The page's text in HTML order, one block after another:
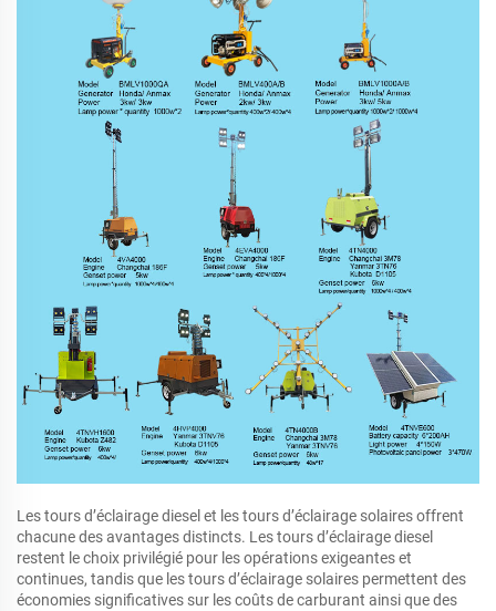
Les tours d’éclairage diesel et les tours d’éclairage solaires offrent
chacune des avantages distincts. Les tours d’éclairage diesel
restent le choix privilégié pour les opérations exigeantes et
continues, tandis que les tours d’éclairage solaires permettent des
économies significatives sur les coûts de carburant ainsi que des